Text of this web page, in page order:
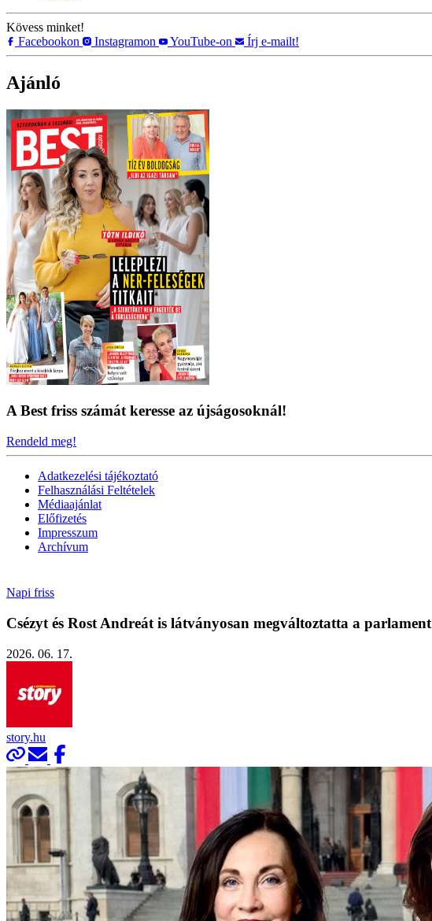
Kövess minket!
Facebookon
Instagramon YouTube-on Írj e-mailt!
Ajánló
A Best friss számát keresse az újságosoknál!
Rendeld meg!
Adatkezelési tájékoztató
Felhasználási Feltételek
Médiaajánlat
Előfizetés
Impresszum
Archívum
Napi friss
Csézyt és Rost Andreát is látványosan megváltoztatta a parlament
2026. 06. 17.
story.hu